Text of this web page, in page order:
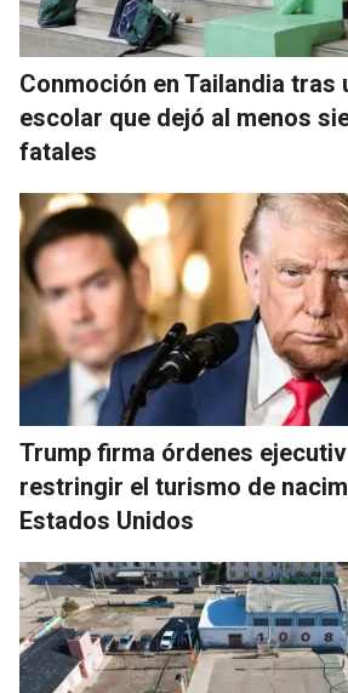
Conmoción en Tailandia tras
escolar que dejó al menos
fatales
Trump firma órdenes
restringir el turismo de
Estados Unidos